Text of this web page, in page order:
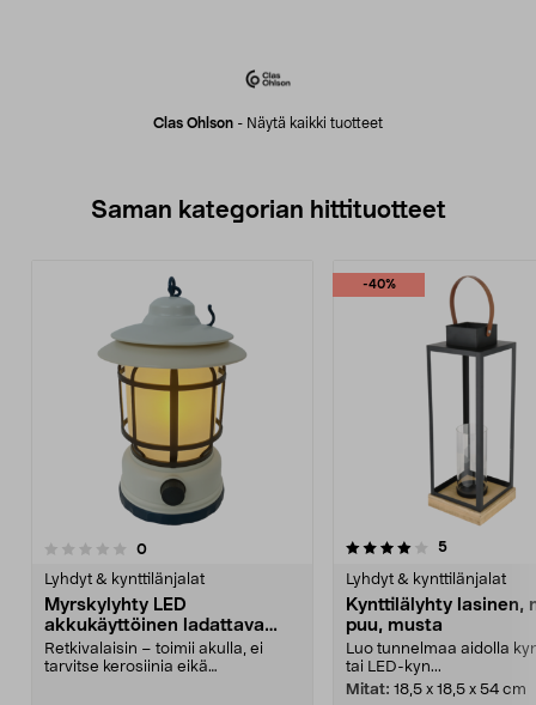
Clas Ohlson - Näytä kaikki tuotteet
Saman kategorian hittituotteet
0arvostelut
Lyhdyt & kynttilänjalat
Myrskylyhty LED
akkukäyttöinen ladattava
himmennettävä
Retkivalaisin – toimii akulla, ei
tarvitse kerosiinia eikä
-40%
4.0 viidestä
5arvostelut
Lyhdyt & kynttilänjalat
Kynttilälyhty lasinen,
puu, musta
Luo tunnelmaa aidolla
tai LED-kyn...
Mitat: 18,5 x 18,5 x 54 cm
4.0 viidestä